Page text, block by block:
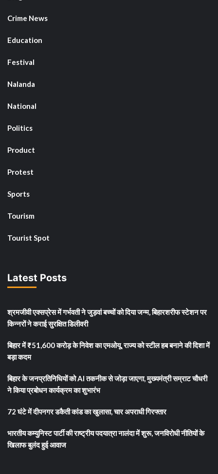
Crime News
Education
Festival
Nalanda
National
Politics
Product
Protest
Sports
Tourism
Tourist Spot
Latest Posts
श्रमजीवी एक्सप्रेस में गर्भवती ने जुड़वां बच्चों को दिया जन्म, बिहारशरीफ स्टेशन पर
किन्नरों ने कराई सुरक्षित डिलीवरी
बिहार में ₹51,600 करोड़ के निवेश का एमओयू, राज्य को स्टील हब बनाने की दिशा में
बड़ा कदम
बिहार के जनप्रतिनिधियों को AI तकनीक से जोड़ा जाएगा, मुख्यमंत्री सम्राट चौधरी
ने किया प्रबोधन कार्यक्रम का शुभारंभ
72 घंटे में दीपनगर डकैती कांड का खुलासा, चार अपराधी गिरफ्तार
भारतीय कम्युनिस्ट पार्टी की राष्ट्रीय पदयात्रा नालंदा में शुरू, जनविरोधी नीतियों के
खिलाफ बुलंद हुई आवाज